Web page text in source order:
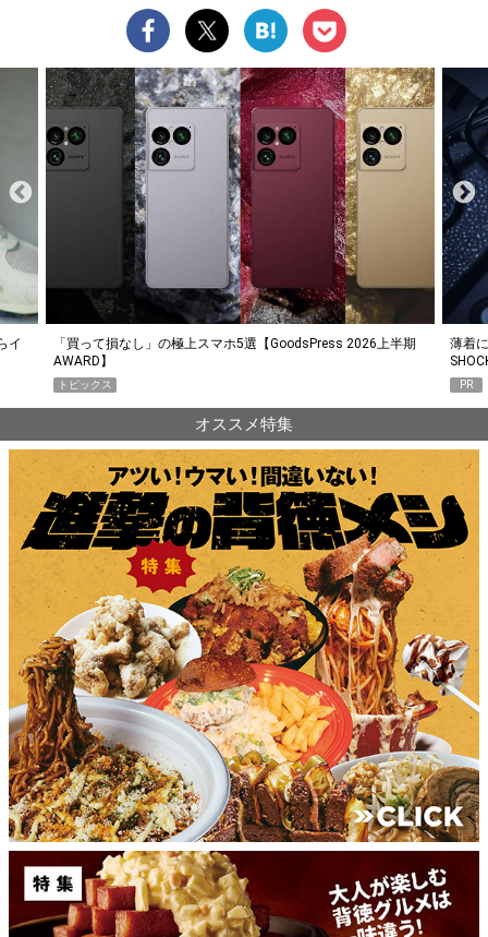
イ
「買って損なし」の極上スマホ5選【GoodsPress 2026上半期
AWARD】
トピックス
薄着
PR
オススメ特集